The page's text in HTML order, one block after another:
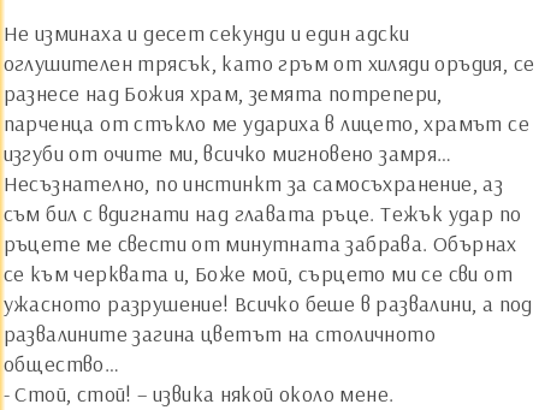
Не изминаха и десет секунди и един адски
оглушителен трясък, като гръм от хиляди оръдия, се
разнесе над Божия храм, земята потрепери,
парченца от стъкло ме удариха в лицето, храмът се
изгуби от очите ми, всичко мигновено замря…
Несъзнателно, по инстинкт за самосъхранение, аз
съм бил с вдигнати над главата ръце. Тежък удар по
ръцете ме свести от минутната забрава. Обърнах
се към черквата и, Боже мой, сърцето ми се сви от
ужасното разрушение! Всичко беше в развалини, а под
развалините загина цветът на столичното
общество…
- Стой, стой! – извика някой около мене.